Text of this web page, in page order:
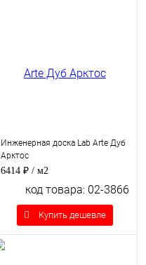
Инженерная доска Lab Arte Дуб
Арктос
6414 ₽ / м2
код товара: 02-3866
Купить дешевле